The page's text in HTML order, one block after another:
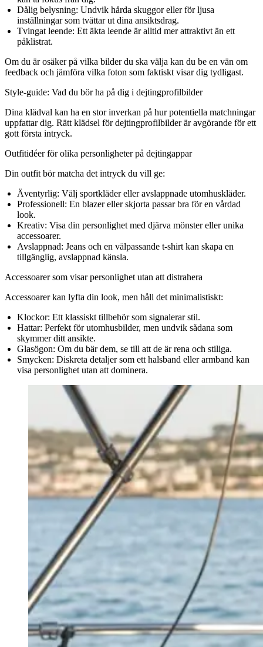
Dålig belysning: Undvik hårda skuggor eller för ljusa
inställningar som tvättar ut dina ansiktsdrag.
Tvingat leende: Ett äkta leende är alltid mer attraktivt än ett
påklistrat.
Om du är osäker på vilka bilder du ska välja kan du be en vän om
feedback och jämföra vilka foton som faktiskt visar dig tydligast.
Style-guide: Vad du bör ha på dig i dejtingprofilbilder
Dina klädval kan ha en stor inverkan på hur potentiella matchningar
uppfattar dig. Rätt klädsel för dejtingprofilbilder är avgörande för ett
gott första intryck.
Outfitidéer för olika personligheter på dejtingappar
Din outfit bör matcha det intryck du vill ge:
Äventyrlig: Välj sportkläder eller avslappnade utomhuskläder.
Professionell: En blazer eller skjorta passar bra för en vårdad
look.
Kreativ: Visa din personlighet med djärva mönster eller unika
accessoarer.
Avslappnad: Jeans och en välpassande t-shirt kan skapa en
tillgänglig, avslappnad känsla.
Accessoarer som visar personlighet utan att distrahera
Accessoarer kan lyfta din look, men håll det minimalistiskt:
Klockor: Ett klassiskt tillbehör som signalerar stil.
Hattar: Perfekt för utomhusbilder, men undvik sådana som
skymmer ditt ansikte.
Glasögon: Om du bär dem, se till att de är rena och stiliga.
Smycken: Diskreta detaljer som ett halsband eller armband kan
visa personlighet utan att dominera.